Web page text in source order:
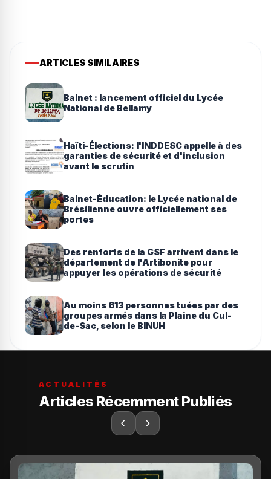
ARTICLES SIMILAIRES
Bainet : lancement officiel du Lycée
National de Bellamy
Haïti-Élections: l'INDDESC appelle à des
garanties de sécurité et d'inclusion
avant le scrutin
Bainet-Éducation: le Lycée national de
Brésilienne ouvre officiellement ses
portes
Des renforts de la GSF arrivent dans le
département de l'Artibonite pour
appuyer les opérations de sécurité
Au moins 613 personnes tuées par des
groupes armés dans la Plaine du Cul-
de-Sac, selon le BINUH
ACTUALITÉS
Articles Récemment Publiés